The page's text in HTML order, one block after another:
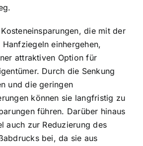
die mit der
einhergehen,
attraktiven Option für
Durch die Senkung
und die geringen
können sie langfristig zu
führen. Darüber hinaus
auch zur Reduzierung des
bei, da sie aus